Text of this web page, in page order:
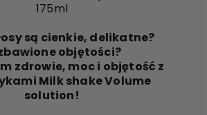
175ml
są cienkie, delikatne?
objętości?
zdrowie, moc i objętość z
Milk shake Volume
solution!